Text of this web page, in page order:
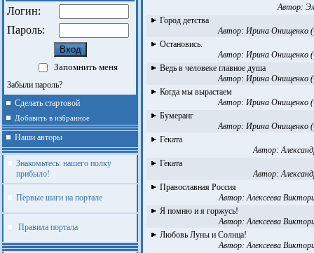
Логин:
Пароль:
Запомнить меня
Забыли пароль?
Сделать стартовой
Добавить в избранное
Наши авторы
Знакомьтесь: нашего полку
прибыло!
Первые шаги на портале
Правила портала
Автор:
Город детства
Автор: Ирина Онищенко
Остановись.
Автор: Ирина Онищенко
Ведь в человеке главное душа
Автор: Ирина Онищенко
Когда мы вырастаем
Автор: Ирина Онищенко
Бумеранг
Автор: Ирина Онищенко
Геката
Автор:
Геката
Автор:
Православная Россия
Автор:Алексеева
Я помню и я горжусь!
Автор:Алексеева
Любовь Луны и Солнца!
Автор:Алексеева